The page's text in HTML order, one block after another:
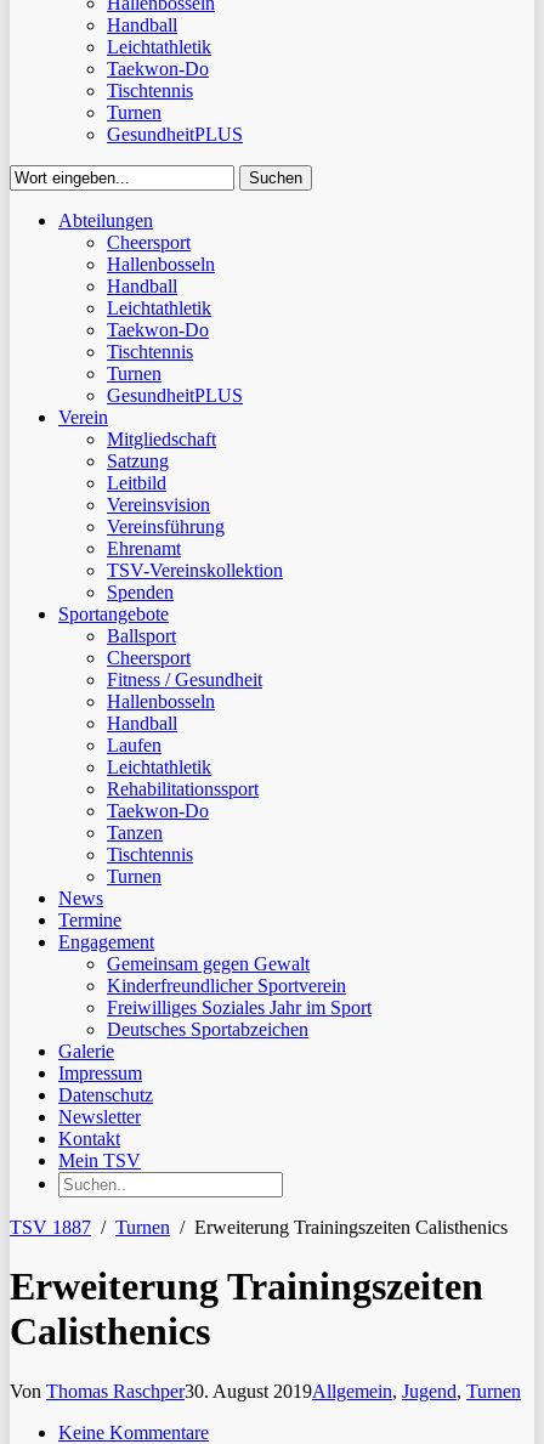
Handball
Leichtathletik
Taekwon-Do
Tischtennis
Turnen
GesundheitPLUS
Suchen
SuchenAbteilungen
Cheersport
Hallenbosseln
Handball
Leichtathletik
Taekwon-Do
Tischtennis
Turnen
GesundheitPLUS
Verein
Mitgliedschaft
Satzung
Leitbild
Vereinsvision
Vereinsführung
Ehrenamt
TSV-Vereinskollektion
Spenden
Sportangebote
Ballsport
Cheersport
Fitness / Gesundheit
Hallenbosseln
Handball
Laufen
Leichtathletik
Rehabilitationssport
Taekwon-Do
Tanzen
Tischtennis
Turnen
News
Termine
Engagement
Gemeinsam gegen Gewalt
Kinderfreundlicher Sportverein
Freiwilliges Soziales Jahr im Sport
Deutsches Sportabzeichen
Galerie
Impressum
Datenschutz
Newsletter
Kontakt
Mein TSV
TSV 1887 / Turnen / Erweiterung Trainingszeiten Calisthenics
Erweiterung Trainingszeiten
Calisthenics
Von Thomas Raschper30. August 2019Allgemein, Jugend, Turnen
Keine Kommentare